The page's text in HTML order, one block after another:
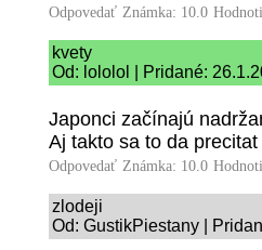
Odpovedať Známka: 10.0
kvety
Od: lololol | Pridané:
Japonci začínajú
Aj takto sa to da precitat
Odpovedať Známka: 10.0
zlodeji
Od: GustikPiestany |